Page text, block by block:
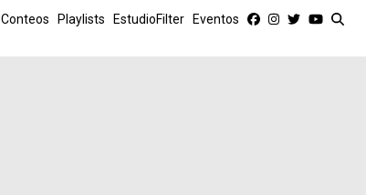
Conteos Playlists EstudioFilter Eventos